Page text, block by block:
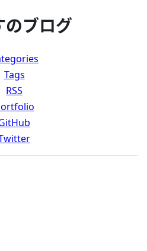
のブログ
Tags
RSS